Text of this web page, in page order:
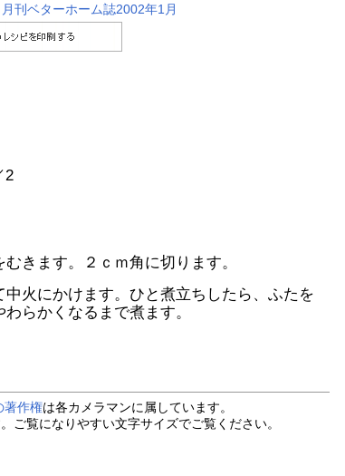
月刊ベターホーム誌2002年1月
2
きます。２ｃｍ角に切ります。
火にかけます。ひと煮立ちしたら、ふたを
らかくなるまで煮ます。
著作権は各カメラマンに属しています。
ご覧になりやすい文字サイズでご覧ください。